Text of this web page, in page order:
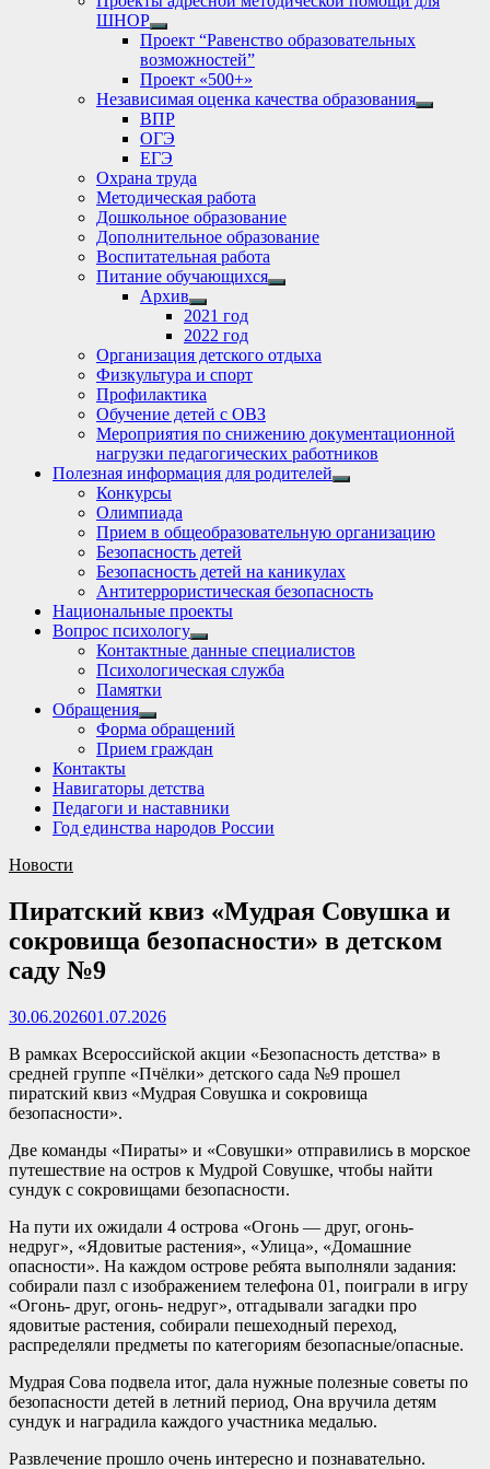
ШНОР
Show
sub
menu
Проект “Равенство образовательных
возможностей”
Проект «500+»
Независимая оценка качества образования
Show
ВПР
ОГЭ
ЕГЭ
Охрана труда
Методическая работа
Дошкольное образование
Дополнительное образование
Воспитательная работа
Питание обучающихся
Show
Архив
Show
sub
menu
2021 год
2022 год
Организация детского отдыха
Физкультура и спорт
Профилактика
Обучение детей с ОВЗ
Мероприятия по снижению документационной
нагрузки педагогических работников
Полезная информация для родителей
Show
Конкурсы
Олимпиада
Прием в общеобразовательную организацию
Безопасность детей
Безопасность детей на каникулах
Антитеррористическая безопасность
Национальные проекты
Вопрос психологу
Show
sub
menu
Контактные данные специалистов
Психологическая служба
Памятки
Обращения
Show
sub
menu
Форма обращений
Прием граждан
Контакты
Навигаторы детства
Педагоги и наставники
Год единства народов России
Новости
Пиратский квиз «Мудрая Совушка и
сокровища безопасности» в детском
саду №9
30.06.202601.07.2026
В рамках Всероссийской акции «Безопасность детства» в
средней группе «Пчёлки» детского сада №9 прошел
пиратский квиз «Мудрая Совушка и сокровища
безопасности».
Две команды «Пираты» и «Совушки» отправились в морское
путешествие на остров к Мудрой Совушке, чтобы найти
сундук с сокровищами безопасности.
На пути их ожидали 4 острова «Огонь — друг, огонь-
недруг», «Ядовитые растения», «Улица», «Домашние
опасности». На каждом острове ребята выполняли задания:
собирали пазл с изображением телефона 01, поиграли в игру
«Огонь- друг, огонь- недруг», отгадывали загадки про
ядовитые растения, собирали пешеходный переход,
распределяли предметы по категориям безопасные/опасные.
Мудрая Сова подвела итог, дала нужные полезные советы по
безопасности детей в летний период, Она вручила детям
сундук и наградила каждого участника медалью.
Развлечение прошло очень интересно и познавательно.